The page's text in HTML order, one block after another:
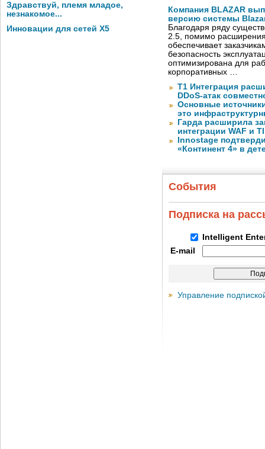
Здравствуй, племя младое,
незнакомое...
Инновации для сетей X5
Компания BLAZAR
версию системы
Благодаря ряду
2.5, помимо
обеспечивает
безопасность
оптимизирована для
корпоративных …
Т1 Интеграция
DDoS-атак
Основные
это
Гарда расширила
интеграции WAF и
Innostage
«Континент 4» в
События
Подписка на
Intelligent
E-mail
Управление